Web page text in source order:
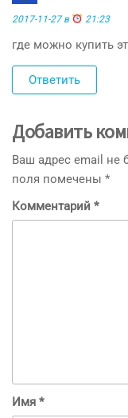
2017-11-27 в 21:23
где можно купить
Ответить
Добавить
Ваш адрес email не
поля помечены *
Комментарий *
Имя *